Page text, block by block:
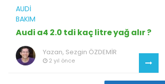
AUDI
BAKIM
Audi a4 2.0 tdi kaç litre yağ alır ?
Yazan, Sezgin ÖZDEMİR
2 yıl önce